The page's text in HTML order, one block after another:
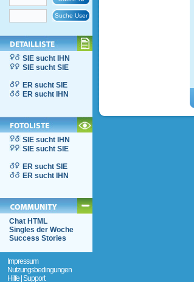
SIE sucht IHN
SIE sucht SIE
ER sucht SIE
ER sucht IHN
SIE sucht IHN
SIE sucht SIE
ER sucht SIE
ER sucht IHN
Chat HTML
Singles der Woche
Success Stories
Impressum
Nutzungsbedingungen
Hilfe | Support